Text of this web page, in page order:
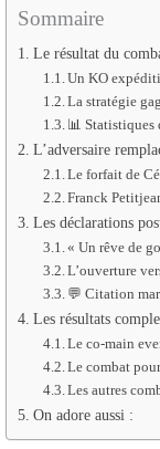
Sommaire
Le résultat du
Un KO
La stratégie
📊 Statistiques
L’adversaire
Le forfait de
Franck
Les déclarations
« Un rêve de
L’ouverture
💬 Citation
Les résultats
Le co-main
Le combat
Les autres
On adore aussi :